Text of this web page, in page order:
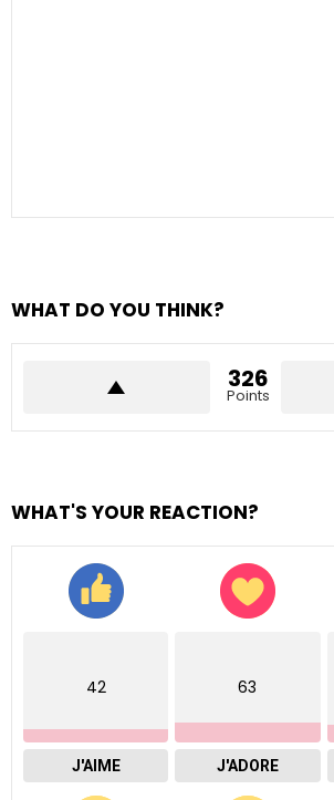
WHAT DO YOU THINK?
326
Points
WHAT'S YOUR REACTION?
42
J'AIME
63
J'ADORE